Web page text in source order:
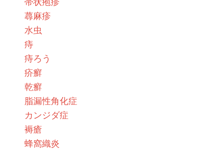
蕁麻疹
水虫
痔
痔ろう
疥癬
乾癬
脂漏性角化症
カンジダ症
褥瘡
蜂窩織炎